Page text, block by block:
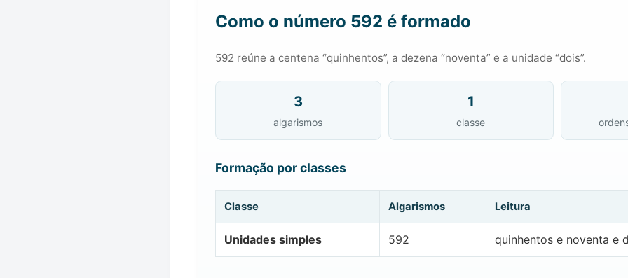
Como o número 592 é formado
592 reúne a centena “quinhentos”, a dezena “noventa” e a unidade “dois”.
3
algarismos
1
classe
Formação por classes
Classe Algarismos Leitura
Unidades simples 592 quinhentos e noventa e